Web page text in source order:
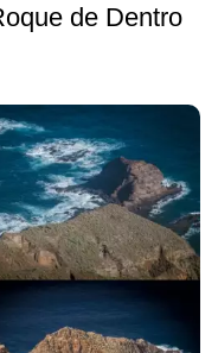
de Dentro